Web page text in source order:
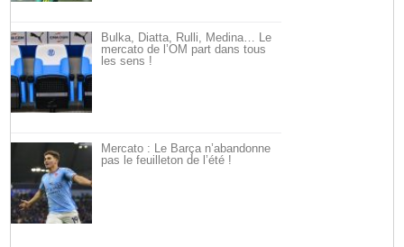
Bulka, Diatta, Rulli, Medina… Le
mercato de l’OM part dans tous
les sens !
Mercato : Le Barça n’abandonne
pas le feuilleton de l’été !